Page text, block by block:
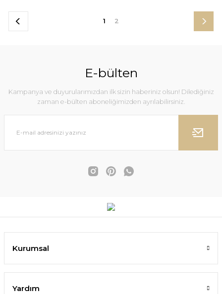
1 2
E-bülten
Kampanya ve duyurularımızdan ilk sizin haberiniz olsun! Dilediğiniz
zaman e-bülten aboneliğimizden ayrılabilirsiniz.
Kurumsal
Yardım